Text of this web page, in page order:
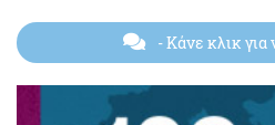
- Κάνε κλικ για